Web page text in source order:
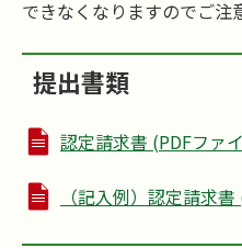
できなくなりますのでご注
提出書類
認定請求書 (PDFファ
（記入例）認定請求